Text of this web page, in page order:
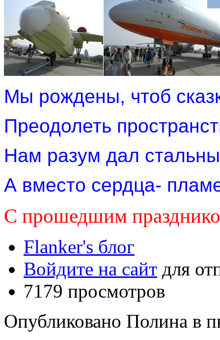
Мы рождены, чтоб
Преодолеть
Нам разум дал
А вместо сердца-
С прошедшим
Flanker's блог
Войдите на сайт для
7179 просмотров
Опубликовано Полина в